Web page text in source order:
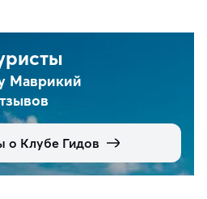
Маврикий
о Клубе Гидов